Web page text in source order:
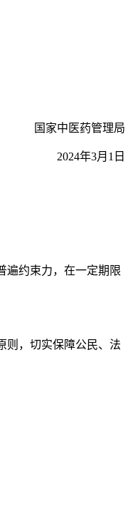
国家中医药管理局
2024年3月1日
遍约束力，在一定期限
则，切实保障公民、法